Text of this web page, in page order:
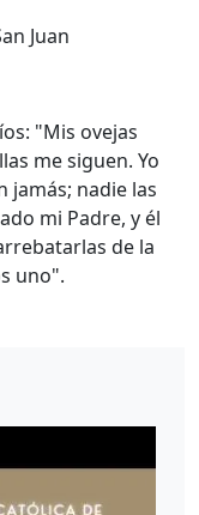
Juan
"Mis ovejas
me siguen. Yo
jamás; nadie las
mi Padre, y él
de la
uno".